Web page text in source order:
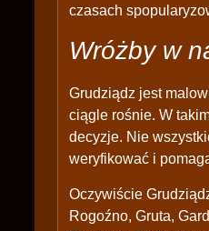
czasach
Wróżby w
Grudziądz jest
ciągle rośnie. W
decyzje. Nie
weryfikować i
Oczywiście
Rogoźno, Gruta,